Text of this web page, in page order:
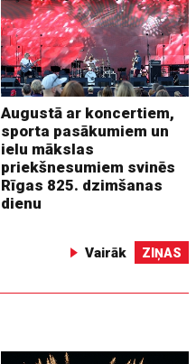
Augustā ar koncertiem,
sporta pasākumiem un
ielu mākslas
priekšnesumiem svinēs
Rīgas 825. dzimšanas
dienu
Vairāk ZIŅAS